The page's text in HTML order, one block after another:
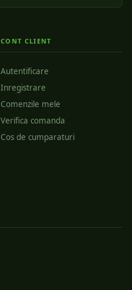
CONT CLIENT
Autentificare
Inregistrare
Comenzile mele
Verifica comanda
Cos de cumparaturi